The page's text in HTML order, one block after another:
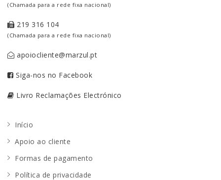
(Chamada para a rede fixa nacional)
219 316 104
(Chamada para a rede fixa nacional)
apoiocliente@marzul.pt
Siga-nos no Facebook
Livro Reclamações Electrónico
Início
Apoio ao cliente
Formas de pagamento
Política de privacidade